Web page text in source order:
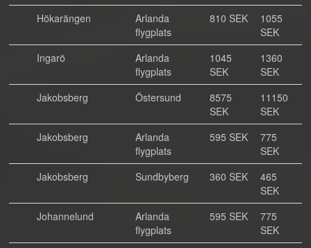
Hökarängen
Arlanda
flygplats
810 SEK
1055
SEK
Ingarö
Arlanda
flygplats
1045
SEK
1360
SEK
Jakobsberg
Östersund
8575
SEK
11150
SEK
Jakobsberg
Arlanda
flygplats
595 SEK
775
SEK
Jakobsberg
Sundbyberg 360 SEK
465
SEK
Johannelund
Arlanda
flygplats
595 SEK
775
SEK